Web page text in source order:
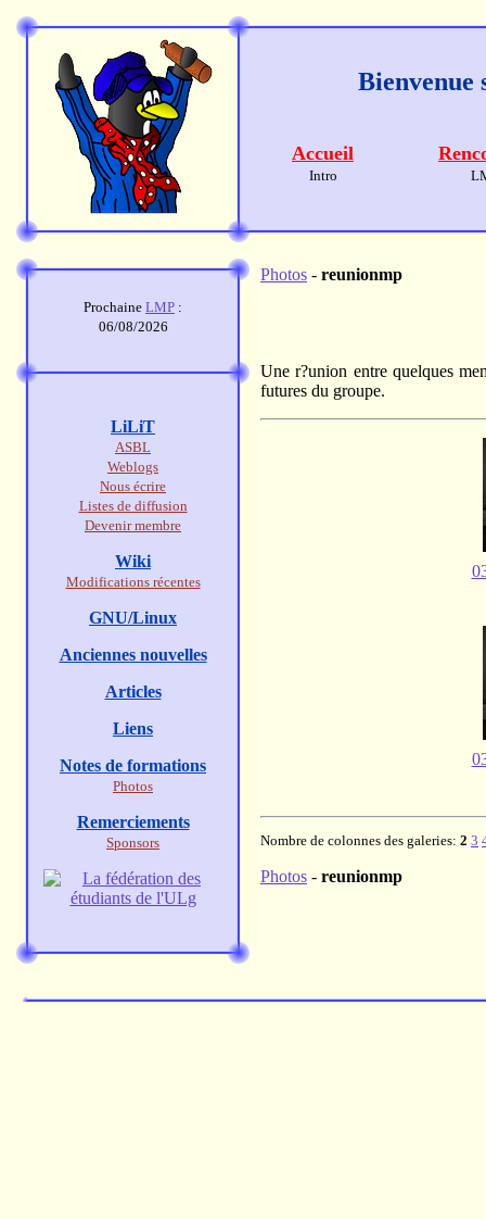
Accueil
Intro
Photos - reunionmp
Une r?union entre quelques
futures du groupe.
Nombre de colonnes des galeries: 2 3
Photos - reunionmp
Prochaine LMP :
06/08/2026
LiLiT
ASBL
Weblogs
Nous écrire
Listes de diffusion
Devenir membre
Wiki
Modifications récentes
GNU/Linux
Anciennes nouvelles
Articles
Liens
Notes de formations
Photos
Remerciements
Sponsors